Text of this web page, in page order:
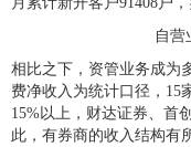
自营
相比之下，资管业务成为
费净收入为统计口径，15
15%以上，财达证券、首
此，有券商的收入结构有